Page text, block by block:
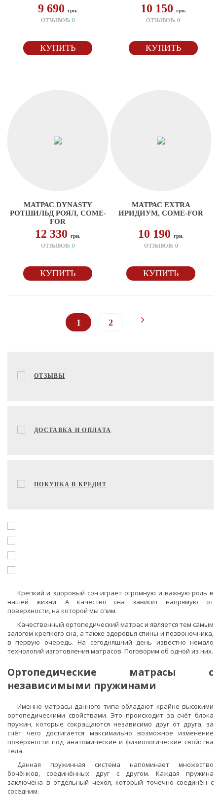
9 690грн.
ОТЗЫВОВ: 0
КУПИТЬ
10 150 грн.
ОТЗЫВОВ:0
КУПИТЬ
МАТРАС DYNASTY
РОТШИЛЬД РОЯЛ, COME-
FOR
12 330грн.
ОТЗЫВОВ: 0
КУПИТЬ
МАТРАС EXTRA
ИРИДИУМ, COME-FOR
10 190грн.
ОТЗЫВОВ: 0
КУПИТЬ
1 2
ОТЗЫВЫ
ДОСТАВКА И ОПЛАТА
ПОКУПКА В КРЕДИТ
Крепкий и здоровый сон играет огромную и важную роль в
нашей жизни. А качество сна зависит напрямую от
поверхности, на которой мы спим.
Качественный ортопедический матрас и является тем самым
залогом крепкого сна, а также здоровья спины и позвоночника,
в первую очередь. На сегодняшний день известно немало
технологий изготовления матрасов. Поговорим об одной из них.
Ортопедические матрасы с
независимыми пружинами
Именно матрасы данного типа обладают крайне высокими
ортопедическими свойствами. Это происходит за счёт блока
пружин, которые сокращаются независимо друг от друга, за
счёт чего достигается максимально возможное изменение
поверхности под анатомические и физиологические свойства
тела.
Данная пружинная система напоминает множество
бочёнков, соединённых друг с другом. Каждая пружина
заключена в отдельный чехол, который точечно соединён с
соседним.